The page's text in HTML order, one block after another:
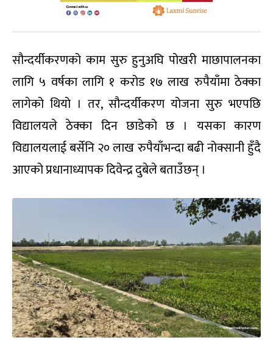
सौन्दर्यीकरणको काम सुरु हुनुअघि पोखरी माछापालनका
लागि ५ वर्षका लागि १ करोड १७ लाख रुपैयाँमा ठेक्का
लागेको थियो । तर, सौन्दर्यीकरण योजना सुरु भएपछि
विद्यालयले ठेक्का दिन छाडेको छ । यसका कारण
विद्यालयलाई बर्सेनि २० लाख रुपैयाँभन्दा बढी नोक्सानी हुँदै
आएको प्रधानाध्यापक दिवेन्द्र दुबेले बताउँछन् ।